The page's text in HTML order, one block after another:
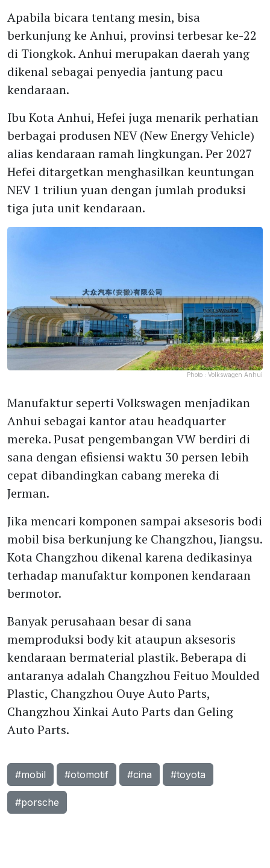
Apabila bicara tentang mesin, bisa
berkunjung ke Anhui, provinsi terbesar ke-22
di Tiongkok. Anhui merupakan daerah yang
dikenal sebagai penyedia jantung pacu
kendaraan.
Ibu Kota Anhui, Hefei juga menarik perhatian
berbagai produsen NEV (New Energy Vehicle)
alias kendaraan ramah lingkungan. Per 2027
Hefei ditargetkan menghasilkan keuntungan
NEV 1 triliun yuan dengan jumlah produksi
tiga juta unit kendaraan.
Photo : Volkswagen Anhui
Manufaktur seperti Volkswagen menjadikan
Anhui sebagai kantor atau headquarter
mereka. Pusat pengembangan VW berdiri di
sana dengan efisiensi waktu 30 persen lebih
cepat dibandingkan cabang mereka di
Jerman.
Jika mencari komponen sampai aksesoris bodi
mobil bisa berkunjung ke Changzhou, Jiangsu.
Kota Changzhou dikenal karena dedikasinya
terhadap manufaktur komponen kendaraan
bermotor.
Banyak perusahaan besar di sana
memproduksi body kit ataupun aksesoris
kendaraan bermaterial plastik. Beberapa di
antaranya adalah Changzhou Feituo Moulded
Plastic, Changzhou Ouye Auto Parts,
Changzhou Xinkai Auto Parts dan Geling
Auto Parts.
#mobil #otomotif #cina #toyota
#porsche